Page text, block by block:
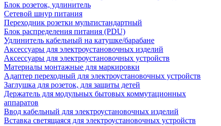
Блок розеток, удлинитель
Сетевой шнур питания
Переходник розетки мультистандартный
Блок распределения питания (PDU)
Удлинитель кабельный на катушке/барабане
Аксессуары для электроустановочных изделий
Аксессуары для электроустановочных устройств
Материалы монтажные для маркировки
Адаптер переходный для электроустановочных устройств
Заглушка для розеток, для защиты детей
Держатель для модульных бытовых коммутационных
аппаратов
Ввод кабельный для электроустановочных изделий
Вставка светящаяся для электроустановочных устройств